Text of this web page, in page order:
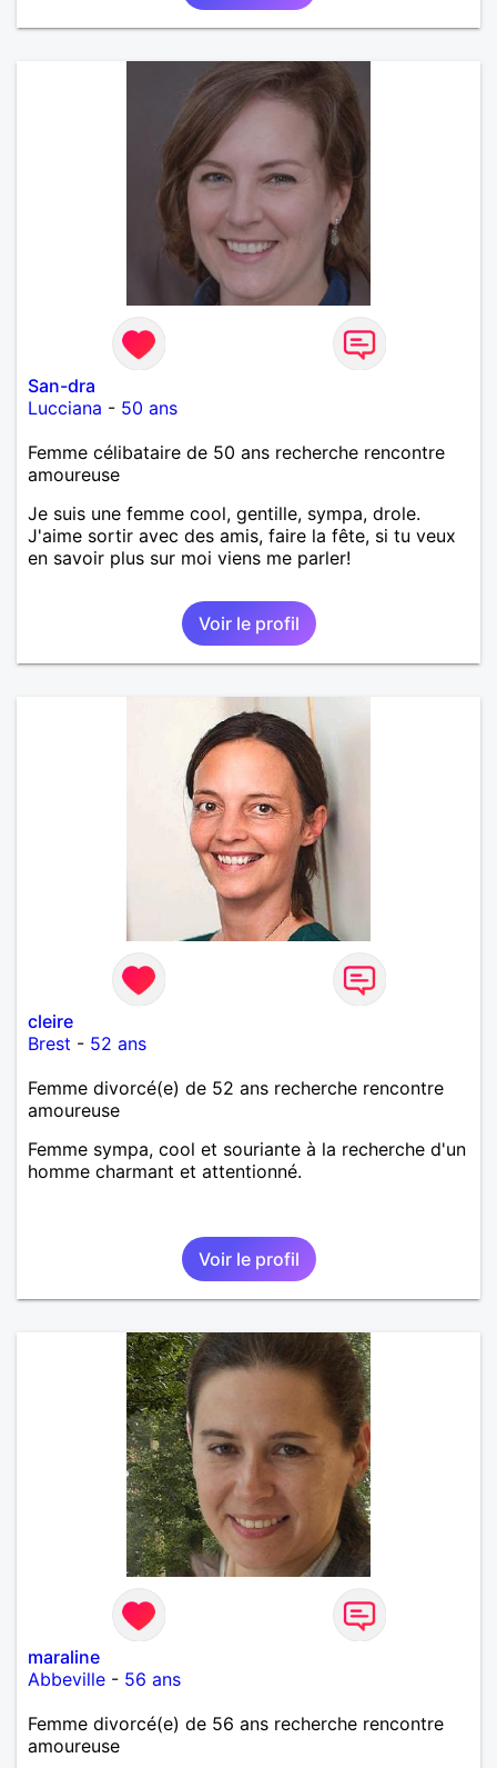
San-dra
Lucciana - 50 ans
Femme célibataire de 50 ans recherche rencontre
amoureuse
Je suis une femme cool, gentille, sympa, drole.
J'aime sortir avec des amis, faire la fête, si tu veux
en savoir plus sur moi viens me parler!
Voir le profil
cleire
Brest - 52 ans
Femme divorcé(e) de 52 ans recherche rencontre
amoureuse
Femme sympa, cool et souriante à la recherche d'un
homme charmant et attentionné.
Voir le profil
maraline
Abbeville - 56 ans
Femme divorcé(e) de 56 ans recherche rencontre
amoureuse